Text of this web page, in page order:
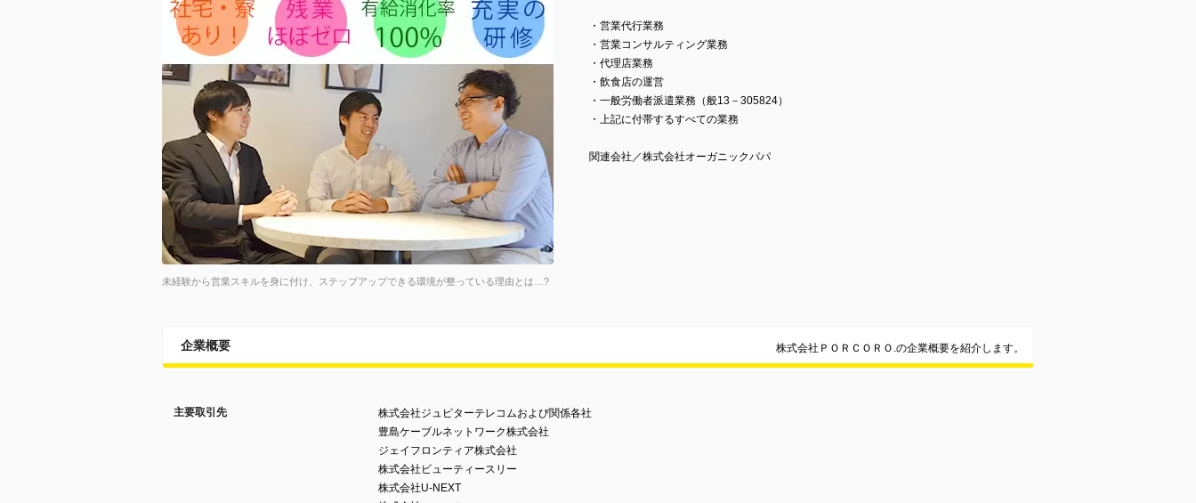
未経験から営業スキルを身に付け、ステップアップできる環境が整っている理由とは…?
・営業代行業務
・営業コンサルティング業務
・代理店業務
・飲食店の運営
・一般労働者派遣業務（般13－305824）
・上記に付帯するすべての業務
関連会社／株式会社オーガニックパパ
企業概要 株式会社ＰＯＲＣＯＲＯ.の企業概要を紹介します。
主要取引先
株式会社ジュピターテレコムおよび関係各社
豊島ケーブルネットワーク株式会社
ジェイフロンティア株式会社
株式会社ビューティースリー
株式会社U-NEXT